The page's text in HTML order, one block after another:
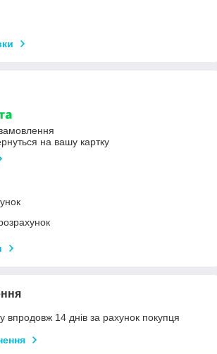
на вашу картку
впродовж 14 днів за рахунок покупця